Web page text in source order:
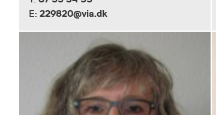
E: 229820@via.dk